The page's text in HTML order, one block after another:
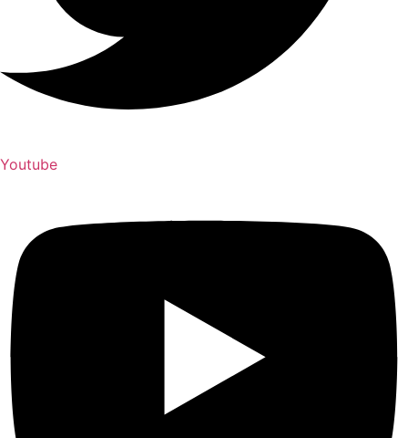
Youtube